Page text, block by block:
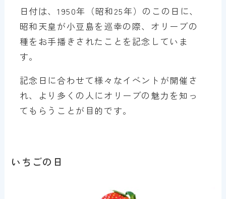
日付は、1950年（昭和25年）のこの日に、
昭和天皇が小豆島を巡幸の際、オリーブの
種をお手播きされたことを記念していま
す。
記念日に合わせて様々なイベントが開催さ
れ、より多くの人にオリーブの魅力を知っ
てもらうことが目的です。
いちごの日